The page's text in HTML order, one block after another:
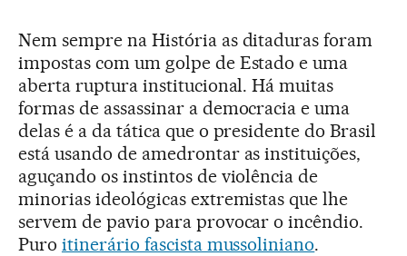
Nem sempre na História as ditaduras foram
impostas com um golpe de Estado e uma
aberta ruptura institucional. Há muitas
formas de assassinar a democracia e uma
delas é a da tática que o presidente do Brasil
está usando de amedrontar as instituições,
aguçando os instintos de violência de
minorias ideológicas extremistas que lhe
servem de pavio para provocar o incêndio.
Puro itinerário fascista mussoliniano.